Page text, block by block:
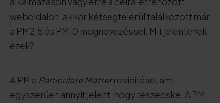
weboldalon, akkor kétségtelenül találkozott már
a PM2,5 és PM10 megnevezéssel. Mit jelentenek
ezek?
A PM a Particulate Matterrövidítése, ami
egyszerűen annyit jelent, hogy részecske. A PM